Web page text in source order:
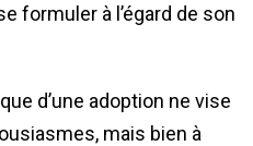
formuler à l’égard de son
d’une adoption ne vise
mais bien à